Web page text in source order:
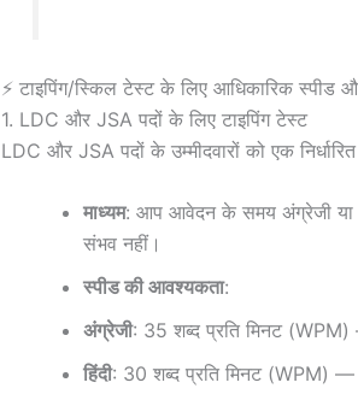
⚡ टाइपिंग/स्किल टेस्ट के लिए आधिकारिक स्पीड
1. LDC और JSA पदों के लिए टाइपिंग टेस्ट
LDC और JSA पदों के उम्मीदवारों को एक
माध्यम: आप आवेदन के समय अंग्रेजी या
संभव नहीं।
स्पीड की आवश्यकता:
अंग्रेजी: 35 शब्द प्रति मिनट (WPM)
हिंदी: 30 शब्द प्रति मिनट (WPM) —